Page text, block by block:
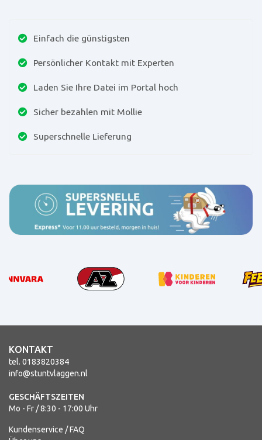
Einfach die günstigsten
Persönlicher Kontakt mit Experten
Laden Sie Ihre Datei im Portal hoch
Sicher bezahlen mit Mollie
Superschnelle Lieferung
KONTAKT
tel. 0183820384
info@stuntvlaggen.nl
GESCHÄFTSZEITEN
Mo - Fr / 8:30 - 17:00 Uhr
Kundenservice / FAQ